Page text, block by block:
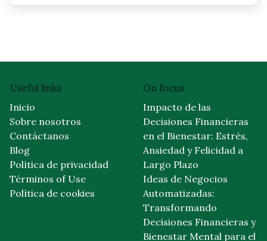
Useful links
Inicio
Sobre nosotros
Contáctanos
Blog
Política de privacidad
Términos of Use
Política de cookies
On focus
Impacto de las
Decisiones Financieras
en el Bienestar: Estrés,
Ansiedad y Felicidad a
Largo Plazo
Ideas de Negocios
Automatizadas:
Transformando
Decisiones Financieras y
Bienestar Mental para el